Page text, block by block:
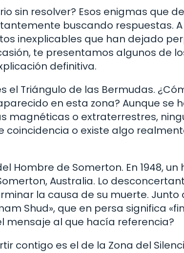
sin resolver? Esos enigmas que
buscando respuestas.
inexplicables que han dejado
te presentamos algunos de
definitiva.
el Triángulo de las Bermudas.
en esta zona? Aunque se
magnéticas o extraterrestres,
coincidencia o existe algo
Hombre de Somerton. En 1948, un
Australia. Lo
la causa de su muerte. Junto
Shud», que en persa significa
mensaje al que hacía referencia?
contigo es el de la Zona del